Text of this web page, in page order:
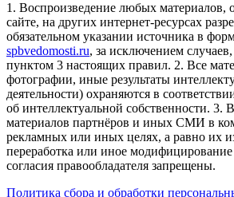
1. Воспроизведение любых материалов,
сайте, на других интернет-ресурсах
обязательном указании источника в
spbvedomosti.ru, за исключением
пунктом 3 настоящих правил. 2. Все
фотографии, иные результаты
деятельности) охраняются в
об интеллектуальной собственности. 3.
материалов партнёров и иных СМИ в
рекламных или иных целях, а равно их
переработка или иное
согласия правообладателя запрещены.
Политика сбора и обработки